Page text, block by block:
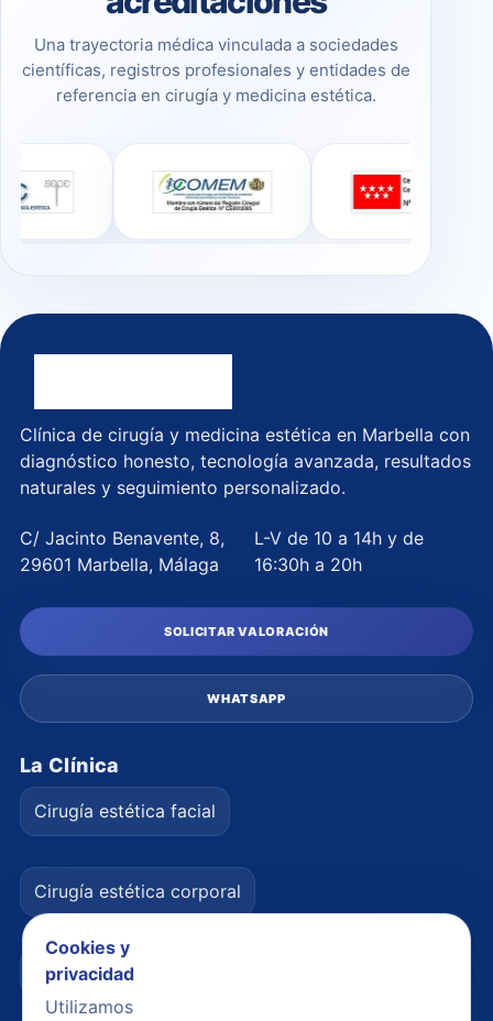
Una trayectoria médica vinculada a sociedades
científicas, registros profesionales y entidades de
referencia en cirugía y medicina estética.
Clínica de cirugía y medicina estética en Marbella con
diagnóstico honesto, tecnología avanzada, resultados
naturales y seguimiento personalizado.
C/ Jacinto Benavente, 8,
29601 Marbella, Málaga
L-V de 10 a 14h y de
16:30h a 20h
SOLICITAR VALORACIÓN
WHATSAPP
La Clínica
Cirugía estética facial
Cirugía estética corporal
Medicina estética facial
Cookies y
privacidad
Utilizamos